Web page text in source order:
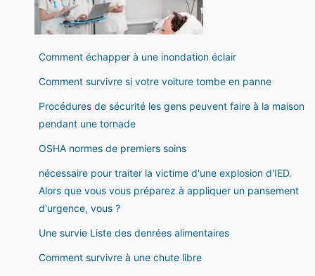
Comment échapper à une inondation éclair
Comment survivre si votre voiture tombe en panne
Procédures de sécurité les gens peuvent faire à la maison
pendant une tornade
OSHA normes de premiers soins
nécessaire pour traiter la victime d'une explosion d'IED.
Alors que vous vous préparez à appliquer un pansement
d'urgence, vous ?
Une survie Liste des denrées alimentaires
Comment survivre à une chute libre